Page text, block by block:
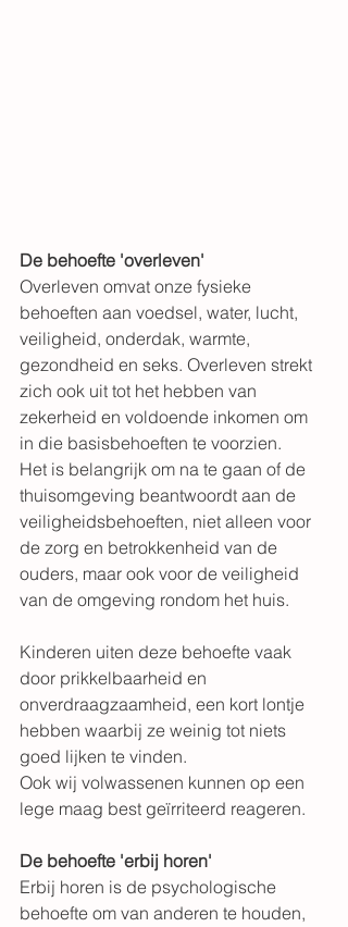
De behoefte 'overleven'
Overleven omvat onze fysieke
behoeften aan voedsel, water, lucht,
veiligheid, onderdak, warmte,
gezondheid en seks. Overleven strekt
zich ook uit tot het hebben van
zekerheid en voldoende inkomen om
in die basisbehoeften te voorzien.
Het is belangrijk om na te gaan of de
thuisomgeving beantwoordt aan de
veiligheidsbehoeften, niet alleen voor
de zorg en betrokkenheid van de
ouders, maar ook voor de veiligheid
van de omgeving rondom het huis.
Kinderen uiten deze behoefte vaak
door prikkelbaarheid en
onverdraagzaamheid, een kort lontje
hebben waarbij ze weinig tot niets
goed lijken te vinden.
Ook wij volwassenen kunnen op een
lege maag best geïrriteerd reageren.
De behoefte 'erbij horen'
Erbij horen is de psychologische
behoefte om van anderen te houden,